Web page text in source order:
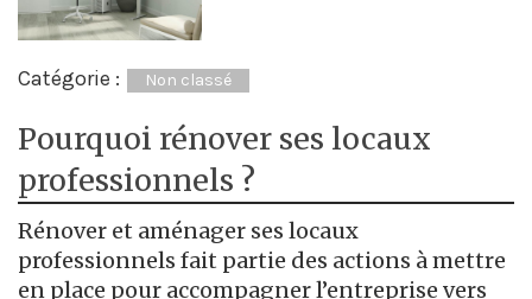
Catégorie : Non classé
Pourquoi rénover ses locaux
professionnels ?
Rénover et aménager ses locaux
professionnels fait partie des actions à mettre
en place pour accompagner l’entreprise vers